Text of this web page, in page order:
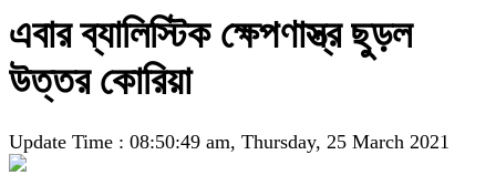
এবার ব্যালিস্টিক ক্ষেপণাস্ত্র ছুড়ল
উত্তর কোরিয়া
Update Time : 08:50:49 am, Thursday, 25 March 2021